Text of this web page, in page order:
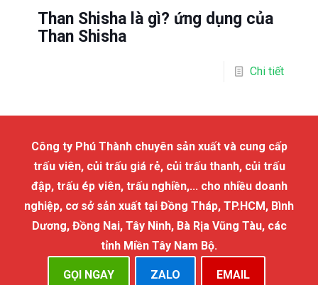
Than Shisha là gì? ứng dụng của
Than Shisha
Chi tiết
Công ty Phú Thành chuyên sản xuất và cung cấp
trấu viên, củi trấu giá rẻ, củi trấu thanh, củi trấu
đập, trấu ép viên, trấu nghiền,... cho nhiều doanh
nghiệp, cơ sở sản xuất tại Đồng Tháp, TP.HCM, Bình
Dương, Đồng Nai, Tây Ninh, Bà Rịa Vũng Tàu, các
tỉnh Miền Tây Nam Bộ.
GỌI NGAY ZALO EMAIL